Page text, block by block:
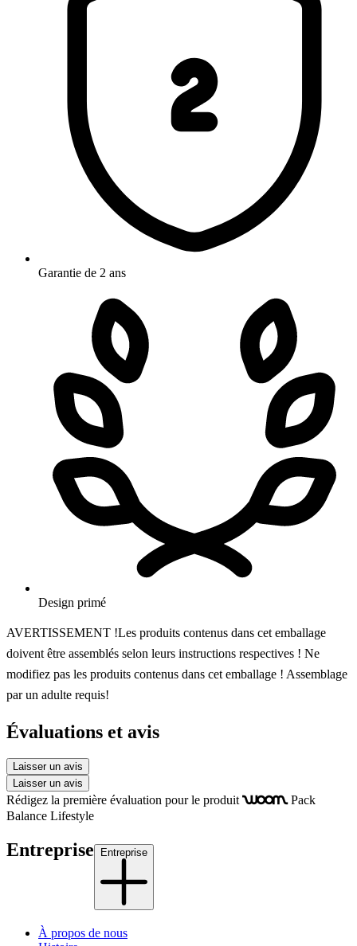
Garantie de 2 ans
Design primé
AVERTISSEMENT !Les produits contenus dans cet emballage
doivent être assemblés selon leurs instructions respectives ! Ne
modifiez pas les produits contenus dans cet emballage ! Assemblage
par un adulte requis!
Évaluations et avis
Laisser un avis
Laisser un avis
Rédigez la première évaluation pour le produitwoom Pack
Balance Lifestyle
Entreprise Entreprise
À propos de nous